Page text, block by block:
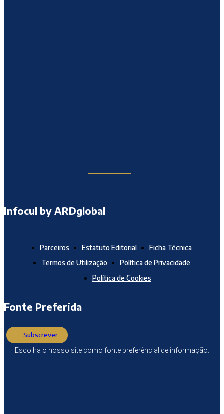
Infocul by ARDglobal
Parceiros Estatuto Editorial
Ficha Técnica
Termos de Utilização
Política de Privacidade
Política de Cookies
Fonte Preferida
Subscrever
Escolha o nosso site como fonte preferêncial de informação.